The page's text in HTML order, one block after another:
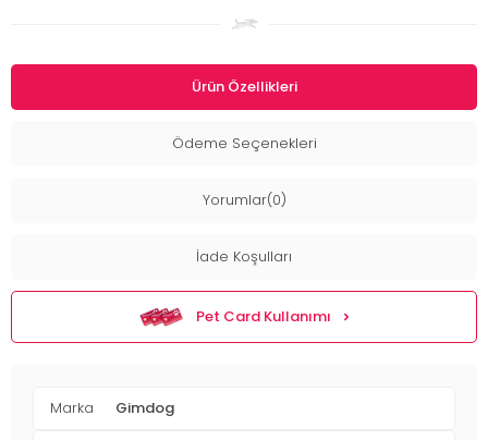
Ürün Özellikleri
Ödeme Seçenekleri
Yorumlar(0)
İade Koşulları
Pet Card Kullanımı
Marka Gimdog